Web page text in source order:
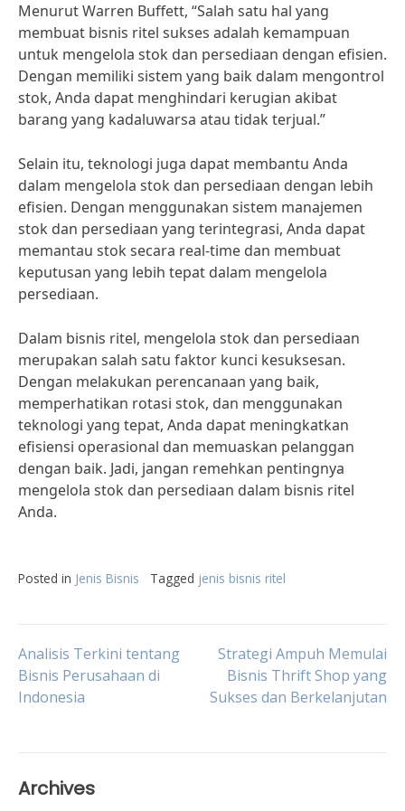
Menurut Warren Buffett, “Salah satu hal yang
membuat bisnis ritel sukses adalah kemampuan
untuk mengelola stok dan persediaan dengan efisien.
Dengan memiliki sistem yang baik dalam mengontrol
stok, Anda dapat menghindari kerugian akibat
barang yang kadaluwarsa atau tidak terjual.”
Selain itu, teknologi juga dapat membantu Anda
dalam mengelola stok dan persediaan dengan lebih
efisien. Dengan menggunakan sistem manajemen
stok dan persediaan yang terintegrasi, Anda dapat
memantau stok secara real-time dan membuat
keputusan yang lebih tepat dalam mengelola
persediaan.
Dalam bisnis ritel, mengelola stok dan persediaan
merupakan salah satu faktor kunci kesuksesan.
Dengan melakukan perencanaan yang baik,
memperhatikan rotasi stok, dan menggunakan
teknologi yang tepat, Anda dapat meningkatkan
efisiensi operasional dan memuaskan pelanggan
dengan baik. Jadi, jangan remehkan pentingnya
mengelola stok dan persediaan dalam bisnis ritel
Anda.
Posted in Jenis Bisnis Tagged jenis bisnis ritel
Post
navigation
Analisis Terkini tentang
Bisnis Perusahaan di
Indonesia
Strategi Ampuh Memulai
Bisnis Thrift Shop yang
Sukses dan Berkelanjutan
Archives